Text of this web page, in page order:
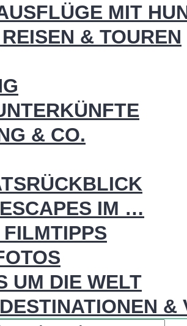
MIT
& TOUREN
& CO.
IM …
UM DIE WELT
&